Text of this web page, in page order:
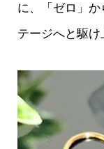
に、「ゼロ」
テージへと駆け